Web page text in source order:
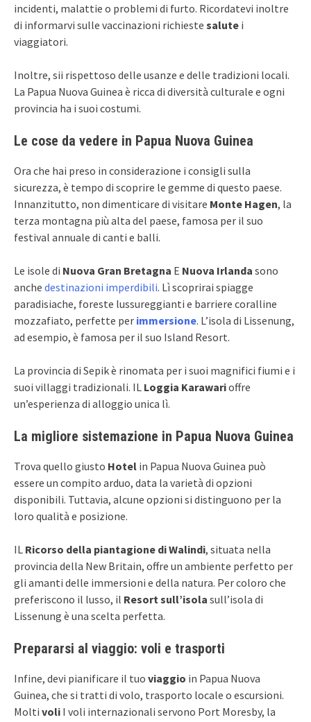
incidenti, malattie o problemi di furto. Ricordatevi inoltre
di informarvi sulle vaccinazioni richieste salute i
viaggiatori.
Inoltre, sii rispettoso delle usanze e delle tradizioni locali.
La Papua Nuova Guinea è ricca di diversità culturale e ogni
provincia ha i suoi costumi.
Le cose da vedere in Papua Nuova Guinea
Ora che hai preso in considerazione i consigli sulla
sicurezza, è tempo di scoprire le gemme di questo paese.
Innanzitutto, non dimenticare di visitare Monte Hagen, la
terza montagna più alta del paese, famosa per il suo
festival annuale di canti e balli.
Le isole di Nuova Gran Bretagna E Nuova Irlanda sono
anche destinazioni imperdibili. Lì scoprirai spiagge
paradisiache, foreste lussureggianti e barriere coralline
mozzafiato, perfette per immersione. L’isola di Lissenung,
ad esempio, è famosa per il suo Island Resort.
La provincia di Sepik è rinomata per i suoi magnifici fiumi e i
suoi villaggi tradizionali. IL Loggia Karawarioffre
un’esperienza di alloggio unica lì.
La migliore sistemazione in Papua Nuova Guinea
Trova quello giusto Hotel in Papua Nuova Guinea può
essere un compito arduo, data la varietà di opzioni
disponibili. Tuttavia, alcune opzioni si distinguono per la
loro qualità e posizione.
IL Ricorso della piantagione di Walindi, situata nella
provincia della New Britain, offre un ambiente perfetto per
gli amanti delle immersioni e della natura. Per coloro che
preferiscono il lusso, il Resort sull’isola sull’isola di
Lissenung è una scelta perfetta.
Prepararsi al viaggio: voli e trasporti
Infine, devi pianificare il tuo viaggio in Papua Nuova
Guinea, che si tratti di volo, trasporto locale o escursioni.
Molti voli I voli internazionali servono Port Moresby, la